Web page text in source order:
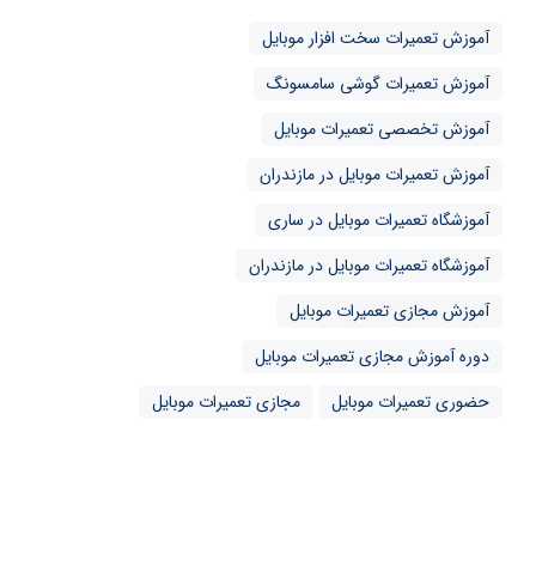
آموزش تعمیرات سخت افزار موبایل
آموزش تعمیرات گوشی سامسونگ
آموزش تخصصی تعمیرات موبایل
آموزش تعمیرات موبایل در مازندران
آموزشگاه تعمیرات موبایل در ساری
آموزشگاه تعمیرات موبایل در مازندران
آموزش مجازی تعمیرات موبایل
دوره آموزش مجازی تعمیرات موبایل
حضوری تعمیرات موبایل
مجازی تعمیرات موبایل